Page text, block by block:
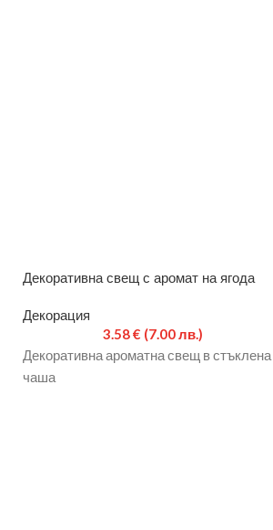
Декоративна свещ с аромат на ягода
Декорация
3.58€ (7.00 лв.)
Декоративна ароматна свещ в стъклена
чаша